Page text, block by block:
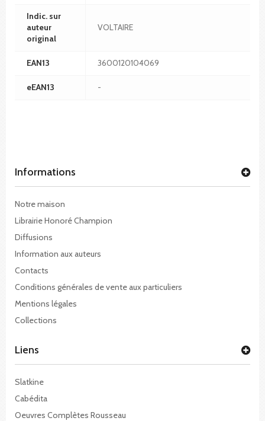
Indic. sur
auteur
original
VOLTAIRE
EAN13 3600120104069
eEAN13 -
Informations
Notre maison
Librairie Honoré Champion
Diffusions
Information aux auteurs
Contacts
Conditions générales de vente aux particuliers
Mentions légales
Collections
Liens
Slatkine
Cabédita
Oeuvres Complètes Rousseau